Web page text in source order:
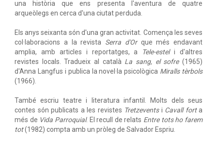
una història que ens presenta l'aventura de quatre
arqueòlegs en cerca d'una ciutat perduda.
Els anys seixanta són d'una gran activitat. Comença les seves
col·laboracions a la revista Serra d'Orque més endavant
amplia, amb articles i reportatges, a
Tele-esteli d'altres
revistes locals. Tradueix al català La sang, el sofre(1965)
d'Anna Langfus i publica la novel·la psicològica Miralls tèrbols
(1966).
També escriu teatre i literatura infantil. Molts dels seus
contes són publicats a les revistes Tretzeventsi Cavall forta
més de Vida Parroquial. El recull de relats Entre tots ho farem
tot(1982) compta amb un pròleg de Salvador Espriu.